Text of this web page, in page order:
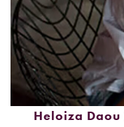
Heloiza Daou